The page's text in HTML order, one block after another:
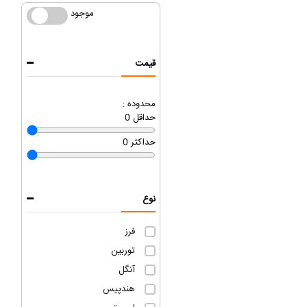
موجود موجود
قیمت
محدوده :
0 حداقل
0 حداکثر
نوع
فرز
توربین
آنگل
هندپیس